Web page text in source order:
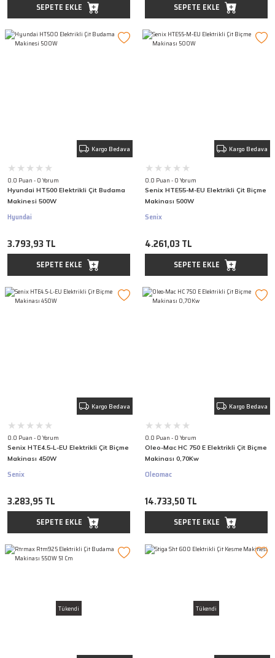
SEPETE EKLE SEPETE EKLE
Kargo Bedava
0.0 Puan - 0 Yorum
Hyundai HT500 Elektrikli Çit Budama
Makinesi 500W
Hyundai
3.793,93 TL
SEPETE EKLE
Kargo Bedava
0.0 Puan - 0 Yorum
Senix HTE55-M-EU Elektrikli Çit Biçme
Makinası 500W
Senix
4.261,03 TL
SEPETE EKLE
Kargo Bedava
0.0 Puan - 0 Yorum
Senix HTE4.5-L-EU Elektrikli Çit Biçme
Makinası 450W
Senix
3.283,95 TL
SEPETE EKLE
Kargo Bedava
0.0 Puan - 0 Yorum
Oleo-Mac HC 750 E Elektrikli Çit Biçme
Makinası 0,70Kw
Oleomac
14.733,50 TL
SEPETE EKLE
Tükendi Tükendi